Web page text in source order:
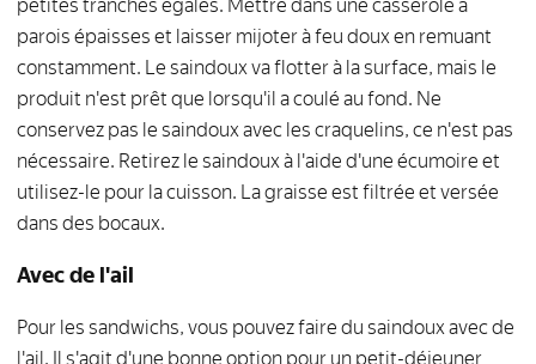
petites tranches égales. Mettre dans une casserole à
parois épaisses et laisser mijoter à feu doux en remuant
constamment. Le saindoux va flotter à la surface, mais le
produit n'est prêt que lorsqu'il a coulé au fond. Ne
conservez pas le saindoux avec les craquelins, ce n'est pas
nécessaire. Retirez le saindoux à l'aide d'une écumoire et
utilisez-le pour la cuisson. La graisse est filtrée et versée
dans des bocaux.
Avec de l'ail
Pour les sandwichs, vous pouvez faire du saindoux avec de
l'ail. Il s'agit d'une bonne option pour un petit-déjeuner